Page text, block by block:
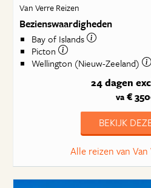
Van Verre Reizen
Bezienswaardigheden
Bay of Islands
Picton
Wellington (Nieuw-Zeeland)
24 dagen
va€
BEKIJK
Alle reizen van Van